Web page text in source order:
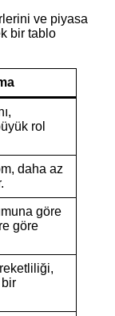
ve piyasa
bir tablo
rol
daha az
göre
göre